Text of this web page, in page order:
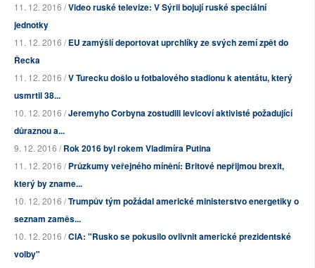
11. 12. 2016 /Video ruské televize: V Sýrii bojují ruské speciální
jednotky
11. 12. 2016 /EU zamýšlí deportovat uprchlíky ze svých zemí zpět do
Řecka
11. 12. 2016 /V Turecku došlo u fotbalového stadionu k atentátu, který
usmrtil 38...
10. 12. 2016 /Jeremyho Corbyna zostudili levicoví aktivisté požadující
důraznou a...
9. 12. 2016 /Rok 2016 byl rokem Vladimíra Putina
11. 12. 2016 /Průzkumy veřejného mínění: Britové nepřijmou brexit,
který by zname...
10. 12. 2016 /Trumpův tým požádal americké ministerstvo energetiky o
seznam zaměs...
10. 12. 2016 /CIA: "Rusko se pokusilo ovlivnit americké prezidentské
volby"